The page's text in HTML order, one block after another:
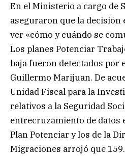
En el Ministerio a cargo de
aseguraron que la decisión
ver «cómo y cuándo se
Los planes Potenciar
baja fueron detectados por
Guillermo Marijuan. De
Unidad Fiscal para la
relativos a la Seguridad
entrecruzamiento de datos
Plan Potenciar y los de la
Migraciones arrojó que